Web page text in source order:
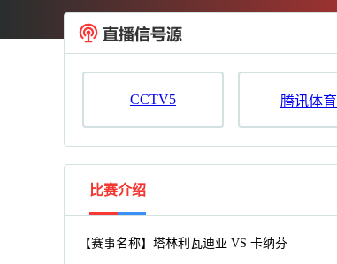
CCTV5 腾讯体育
比赛介绍
【赛事名称】塔林利瓦迪亚 VS 卡纳芬